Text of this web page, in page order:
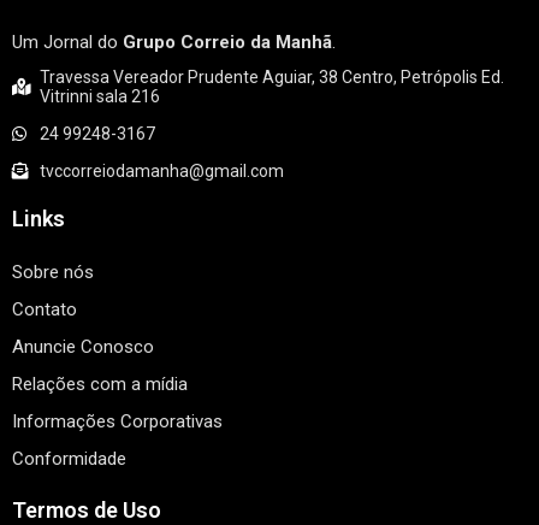
Um Jornal do Grupo Correio da Manhã.
Travessa Vereador Prudente Aguiar, 38 Centro, Petrópolis Ed.
Vitrinni sala 216
24 99248-3167
tvccorreiodamanha@gmail.com
Links
Sobre nós
Contato
Anuncie Conosco
Relações com a mídia
Informações Corporativas
Conformidade
Termos de Uso